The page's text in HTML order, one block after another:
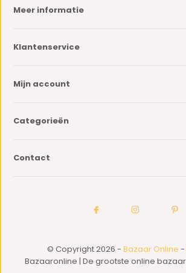
Meer informatie
Klantenservice
Mijn account
Categorieën
Contact
© Copyright 2026 - Bazaar Online -
Bazaaronline | De grootste online